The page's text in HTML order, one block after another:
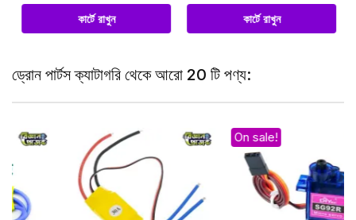
কার্টে রাখুন কার্টে রাখুন
ড্রোন পার্টস ক্যাটাগরি থেকে আরো 20 টি পণ্য:
On sale!